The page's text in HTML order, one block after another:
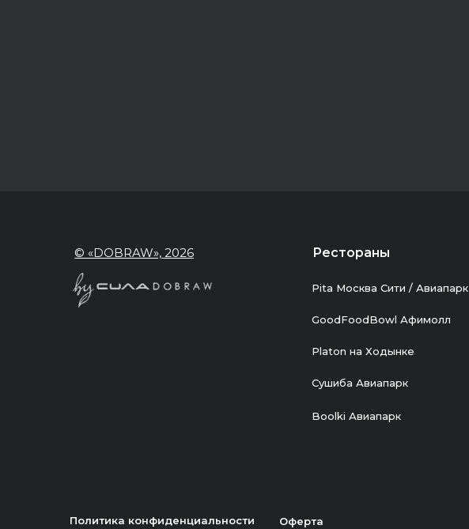
© «DOBRAW», 2026
Политика конфиденциальности Оферта
Рестораны
Pita Москва Сити / Авиапарк
GoodFoodBowl Афимолл
Platon на Ходынке
Сушиба Авиапарк
Boolki Авиапарк